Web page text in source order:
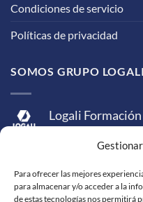
Para ofrecer las mejores
para almacenar y/o acceder a la
de estas tecnologías nos permitirá
Condiciones de servicio
Políticas de privacidad
SOMOS GRUPO LOGALI
Logali Formación
Logali
Logali Ingeniería